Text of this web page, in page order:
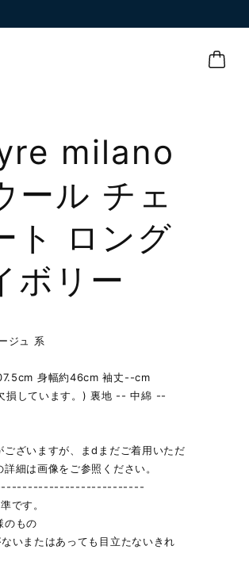
milano
ール チェ
ト ロング
ボリー
ジュ 系
身幅約46cm 袖丈--cm
損しています。) 裏地 -- 中綿 --
ざいますが、まdまだご着用いただ
細は画像をご参照ください。
です。
のもの
いまたはあっても目立たないきれ